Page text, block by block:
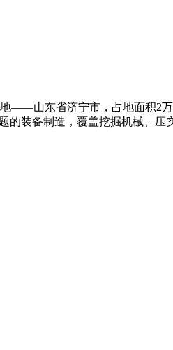
——山东省济宁市，占地面积2
的装备制造，覆盖挖掘机械、压